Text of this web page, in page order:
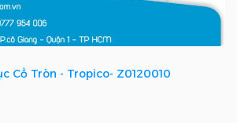
Cổ Tròn - Tropico- Z0120010